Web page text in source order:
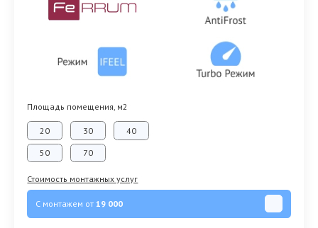
Площадь помещения, м2
20 30 40
50 70
Стоимость монтажных услуг
С монтажем от19 000